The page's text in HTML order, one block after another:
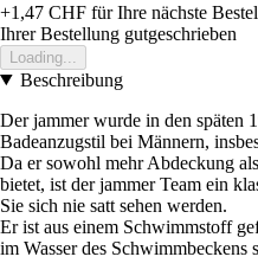
+1,47 CHF für Ihre nächste
Ihrer Bestellung gutgeschrieben
Loading...
Beschreibung
Der jammer wurde in den späten
Badeanzugstil bei Männern,
Da er sowohl mehr Abdeckung
bietet, ist der jammer Team ein
Sie sich nie satt sehen werden.
Er ist aus einem Schwimmstoff
im Wasser des Schwimmbeckens